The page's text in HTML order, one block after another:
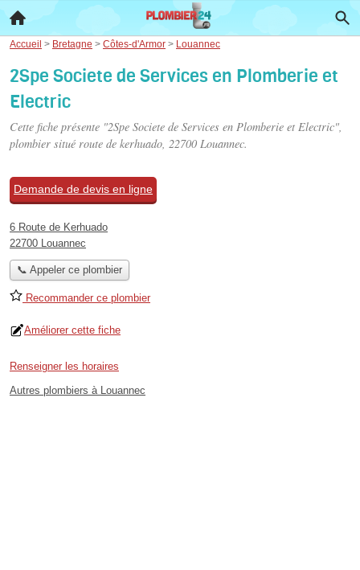
Accueil > Bretagne > Côtes-d'Armor > Louannec
2Spe Societe de Services en Plomberie et
Electric
Cette fiche présente "2Spe Societe de Services en Plomberie et Electric",
plombier situé route de kerhuado, 22700 Louannec.
Demande de devis en ligne
6 Route de Kerhuado
22700 Louannec
📞 Appeler ce plombier
Recommander ce plombier
Améliorer cette fiche
Renseigner les horaires
Autres plombiers à Louannec